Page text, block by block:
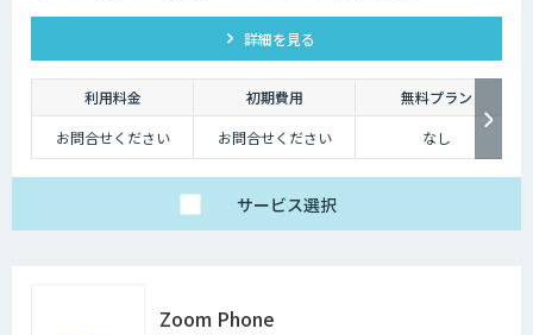
詳細を見る
利用料金 初期費用
無料プラン
お問合せください
お問合せください なし
サービス選択
Zoom Phone